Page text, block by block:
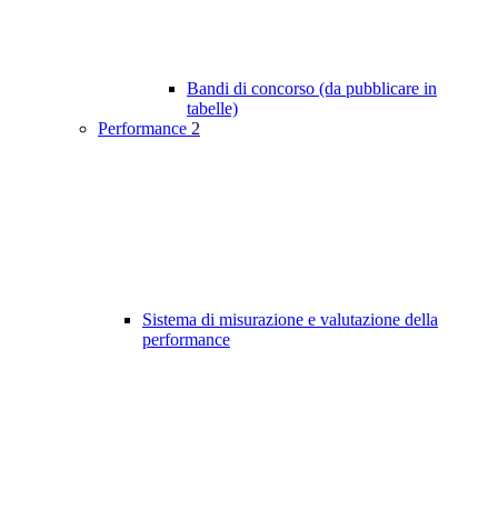
Bandi di concorso (da pubblicare in
tabelle)
Performance 2
Sistema di misurazione e valutazione della
performance